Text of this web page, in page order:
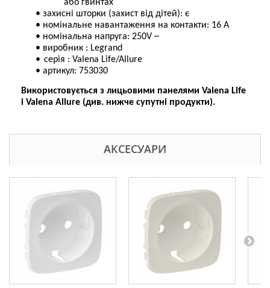
або гвинтах
• захисні шторки (захист від дітей): є
• номінальне навантаження на контакти: 16 А
• номінальна напруга: 250V ~
• виробник : Legrand
• серія : Valena Life/Allure
• артикул: 753030
Використовується з лицьовими панелями Valena Life
і Valena Allure (див. нижче супутні продукти).
АКСЕСУАРИ